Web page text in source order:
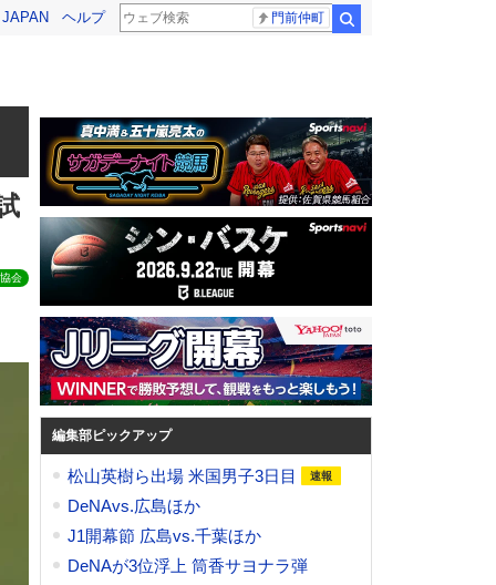
ヘルプ 門前仲町
会
編集部ピックアップ
松山英樹ら出場 米国男子3日目
DeNAvs.広島ほか
J1開幕節 広島vs.千葉ほか
DeNAが3位浮上 筒香サヨナラ弾